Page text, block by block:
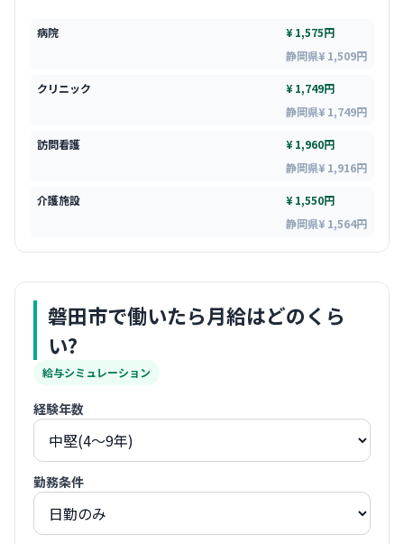
病院
¥ 1,575円
静岡県¥ 1,509円
クリニック
¥ 1,749円
静岡県¥ 1,749円
訪問看護
¥ 1,960円
静岡県¥ 1,916円
介護施設
¥ 1,550円
静岡県¥ 1,564円
磐田市で働いたら月給はどのくら
い?
給与シミュレーション
経験年数
勤務条件